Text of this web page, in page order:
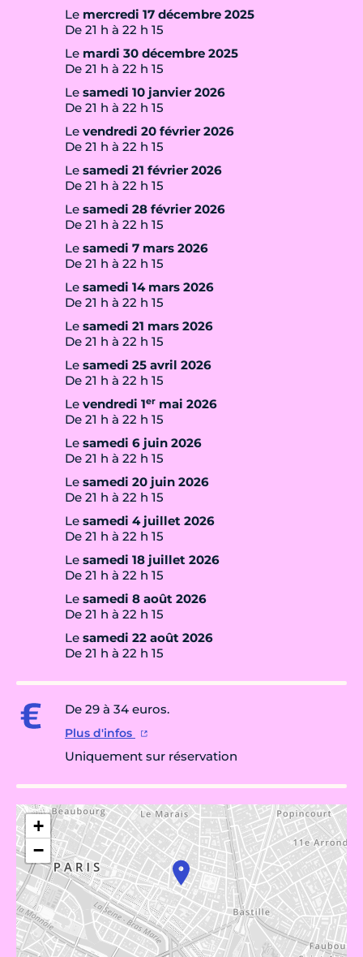
Le mercredi 17 décembre 2025
De 21 h à 22 h 15
Le mardi 30 décembre 2025
De 21 h à 22 h 15
Le samedi 10 janvier 2026
De 21 h à 22 h 15
Le vendredi 20 février 2026
De 21 h à 22 h 15
Le samedi 21 février 2026
De 21 h à 22 h 15
Le samedi 28 février 2026
De 21 h à 22 h 15
Le samedi 7 mars 2026
De 21 h à 22 h 15
Le samedi 14 mars 2026
De 21 h à 22 h 15
Le samedi 21 mars 2026
De 21 h à 22 h 15
Le samedi 25 avril 2026
De 21 h à 22 h 15
Le vendredi 1er mai 2026
De 21 h à 22 h 15
Le samedi 6 juin 2026
De 21 h à 22 h 15
Le samedi 20 juin 2026
De 21 h à 22 h 15
Le samedi 4 juillet 2026
De 21 h à 22 h 15
Le samedi 18 juillet 2026
De 21 h à 22 h 15
Le samedi 8 août 2026
De 21 h à 22 h 15
Le samedi 22 août 2026
De 21 h à 22 h 15
De 29 à 34 euros.
Plus d'infos
Uniquement sur réservation
+
−